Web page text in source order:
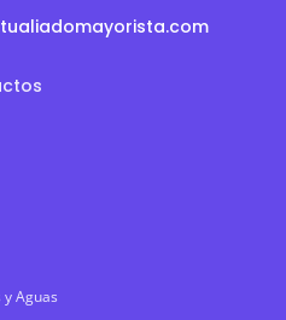
y Aguas